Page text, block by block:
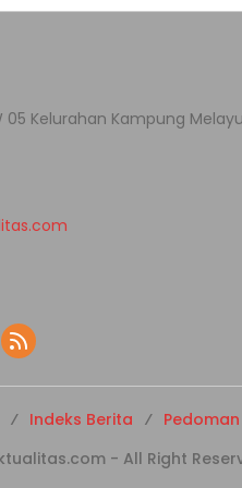
05 Kelurahan Kampung
Indeks Berita
- All Right